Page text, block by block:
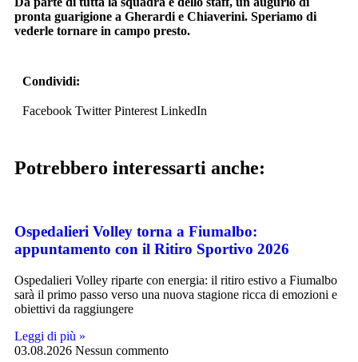
pronta guarigione a Gherardi e Chiaverini. Speriamo di
vederle tornare in campo presto.
Condividi:
Facebook Twitter Pinterest LinkedIn
Potrebbero interessarti anche:
Ospedalieri Volley torna a Fiumalbo:
appuntamento con il Ritiro Sportivo 2026
Ospedalieri Volley riparte con energia: il ritiro estivo a Fiumalbo
sarà il primo passo verso una nuova stagione ricca di emozioni e
obiettivi da raggiungere
Leggi di più »
03.08.2026 Nessun commento